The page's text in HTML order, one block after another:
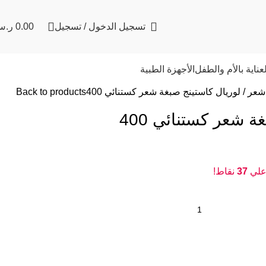
تسجيل الدخول / تسجيل 0.00
بالأم والطفل الأجهزة الطبية
شعر لوريال كاستينج صبغة شعر كستنائي 400 Back to products
شعر كستنائي 400
37 نقاط!